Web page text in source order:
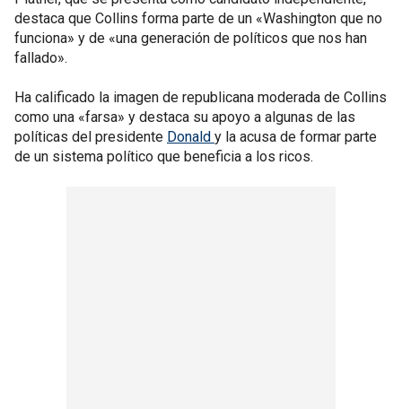
destaca que Collins forma parte de un «Washington que no
funciona» y de «una generación de políticos que nos han
fallado».
Ha calificado la imagen de republicana moderada de Collins
como una «farsa» y destaca su apoyo a algunas de las
políticas del presidente Donald y la acusa de formar parte
de un sistema político que beneficia a los ricos.